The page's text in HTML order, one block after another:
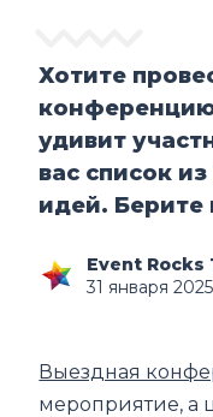
Хотите
удивит
вас список
идей. Берите
Event Rocks
31 января 2025
Выездная
мероприятие, а